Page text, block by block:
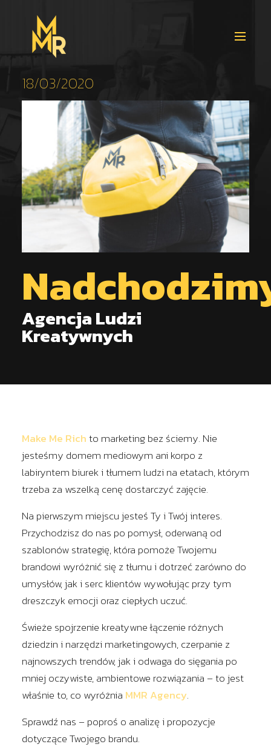
18/03/2020
Agencja Ludzi
Kreatywnych
Make Me Richto marketing bez ściemy. Nie
jesteśmy domem mediowym ani korpo z
labiryntem biurek i tłumem ludzi na etatach, którym
trzeba za wszelką cenę dostarczyć zajęcie.
Na pierwszym miejscu jesteś Ty i Twój interes.
Przychodzisz do nas po pomysł, oderwaną od
szablonów strategię, która pomoże Twojemu
brandowi wyróżnić się z tłumu i dotrzeć zarówno do
umysłów, jak i serc klientów wywołując przy tym
dreszczyk emocji oraz ciepłych uczuć.
Świeże spojrzenie kreatywne łączenie różnych
dziedzin i narzędzi marketingowych, czerpanie z
najnowszych trendów, jak i odwaga do sięgania po
mniej oczywiste, ambientowe rozwiązania – to jest
właśnie to, co wyróżnia MMR Agency.
Sprawdź nas – poproś o analizę i propozycje
dotyczące Twojego brandu.